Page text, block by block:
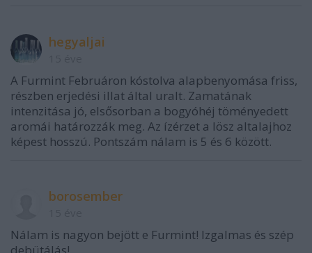
hegyaljai
A Furmint Februáron kóstolva alapbenyomása friss,
részben erjedési illat által uralt. Zamatának
intenzitása jó, elsősorban a bogyóhéj töményedett
aromái határozzák meg. Az ízérzet a lösz altalajhoz
képest hosszú. Pontszám nálam is 5 és 6 között.
borosember
Nálam is nagyon bejött e Furmint! Izgalmas és szép